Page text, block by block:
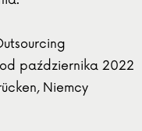
od października 2022
Niemcy